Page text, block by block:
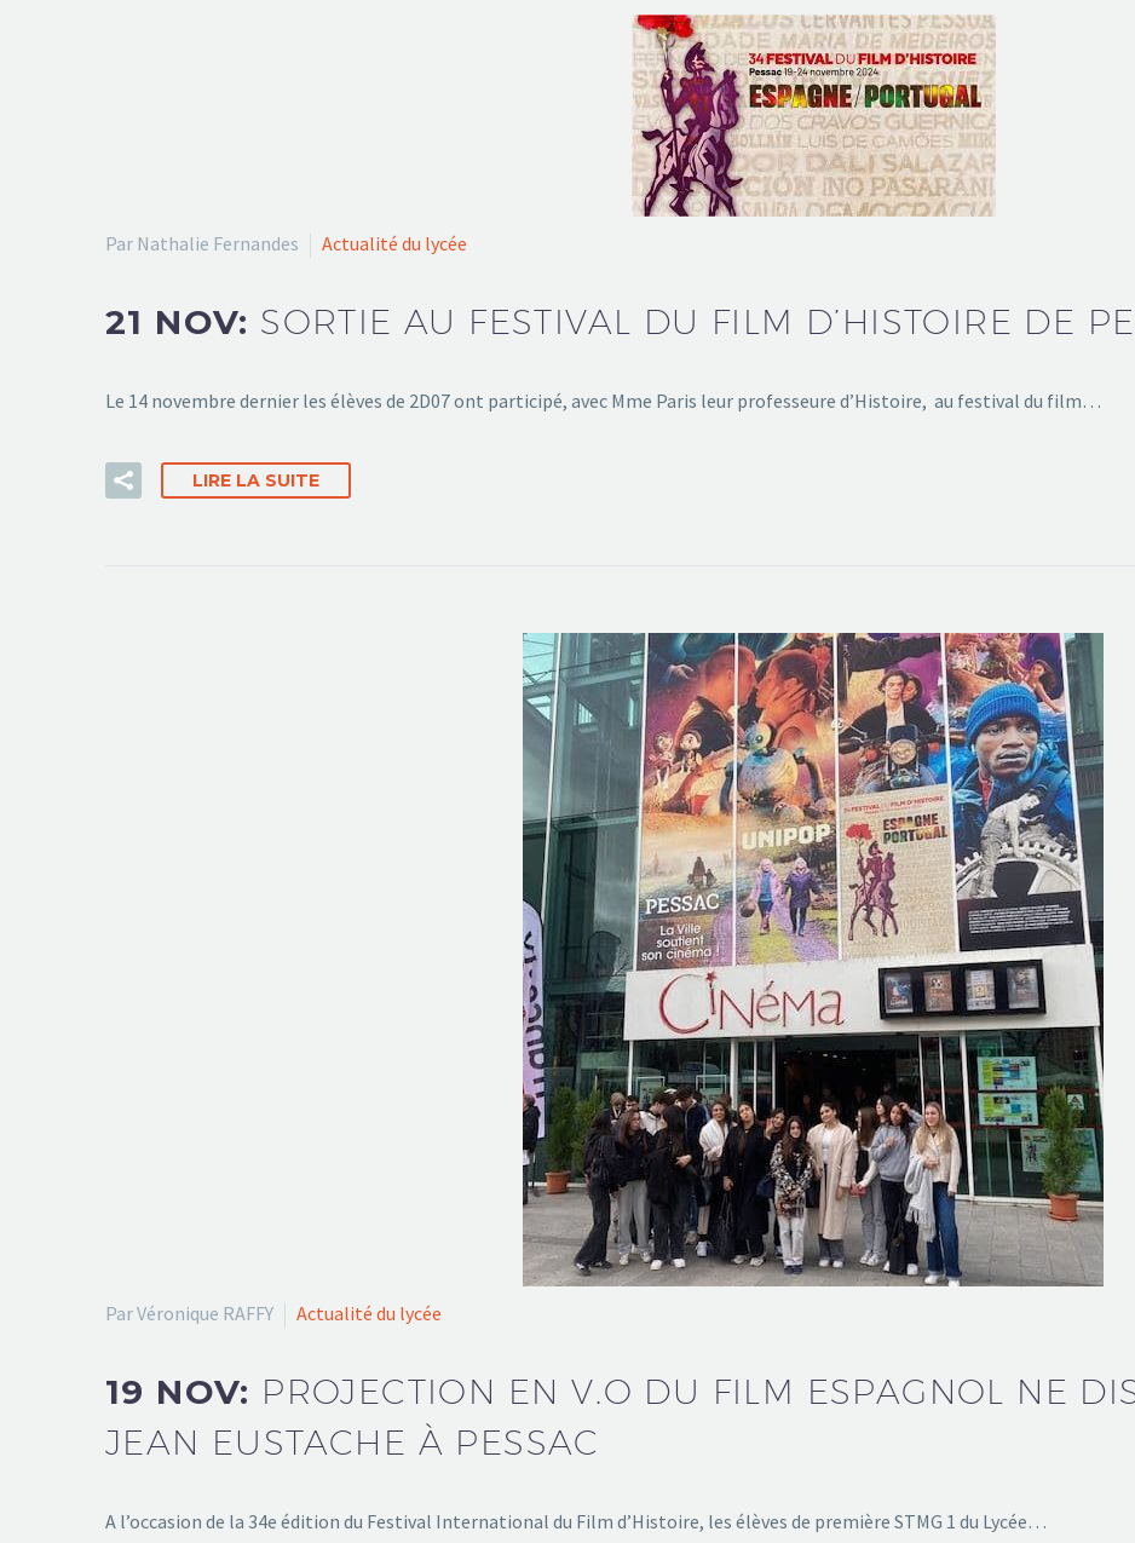
Par Nathalie Fernandes Actualité du lycée
21 NOV: SORTIE AU FESTIVAL DU FILM D’HISTOIRE DE
Le 14 novembre dernier les élèves de 2D07 ont participé, avec Mme Paris leur professeure d’Histoire, au festival du film…
LIRE LA SUITE
Par Véronique RAFFY Actualité du lycée
19 NOV: PROJECTION EN V.O DU FILM ESPAGNOL NE
JEAN EUSTACHE À PESSAC
A l’occasion de la 34e édition du Festival International du Film d’Histoire, les élèves de première STMG 1 du Lycée…